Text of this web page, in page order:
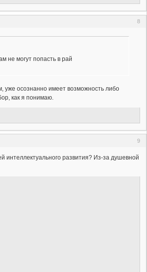
8
не могут попасть в рай
уже осознанно имеет возможность либо
как я понимаю.
9
интеллектуального развития? Из-за душевной